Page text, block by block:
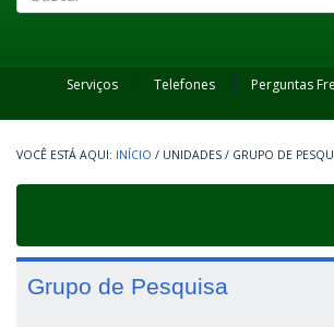
Serviços Telefones Perguntas
INÍCIO / UNIDADES / GRUPO DE
Grupo de Pesquisa